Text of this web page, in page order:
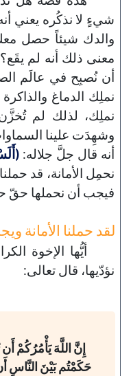
شيءٍ لا نذكُره يعني
والدك شيئاً حصل
معنى ذلك أنه لم
أن نُصبِح في عالَم
نملِك الدماغ
نملِك، لذلك لم
وشهِدَت علينا
أنه قال جلَّ جلاله:
نحمِل الأمانة، قد
فيجب أن نحملها حقّ
لقد حملنا الأمانة
أيُّها الإخوة
نؤدّيها، قال تعالى:
إِنَّ اللَّهَ يَأْمُرُكُمْ أَن
حَكَمْتُم بَيْنَ النَّاسِ